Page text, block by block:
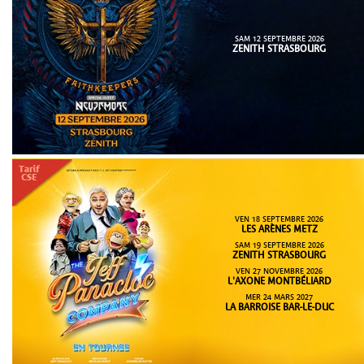
SAM 12 SEPTEMBRE 2026
ZENITH STRASBOURG
VEN 18 SEPTEMBRE 2026
LES ARÈNES METZ
SAM 19 SEPTEMBRE 2026
ZENITH STRASBOURG
VEN 27 NOVEMBRE 2026
L'AXONE MONTBÉLIARD
MER 24 MARS 2027
LA BARROISE BAR-LE-DUC